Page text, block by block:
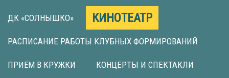
ДК «СОЛНЫШКО» КИНОТЕАТР
РАСПИСАНИЕ РАБОТЫ КЛУБНЫХ ФОРМИРОВАНИЙ
ПРИЁМ В КРУЖКИ КОНЦЕРТЫ И СПЕКТАКЛИ